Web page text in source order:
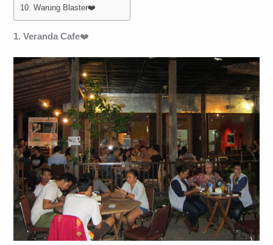
10. Warung Blaster❤️
1. Veranda Cafe❤️